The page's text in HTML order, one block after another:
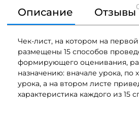
Описание Отзывы
Чек-лист, на котором на
размещены 15 способов
формирующего оценивания,
назначению: вначале урока, по
урока, а на втором листе
характеристика каждого из 15